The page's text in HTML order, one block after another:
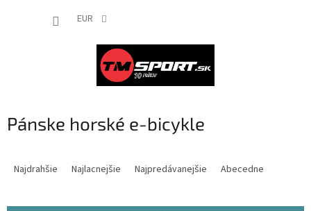
EUR
Pánske horské e-bicykle
Najdrahšie Najlacnejšie Najpredávanejšie Abecedne